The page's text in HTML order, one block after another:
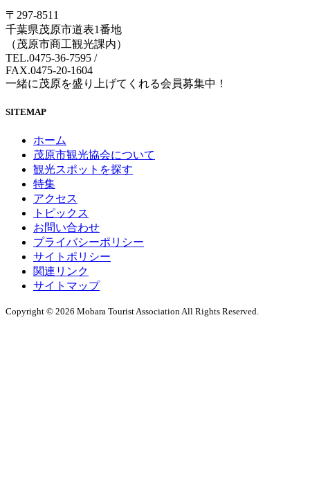
〒297-8511
千葉県茂原市道表1番地
（茂原市商工観光課内）
TEL.0475-36-7595 /
FAX.0475-20-1604
一緒に茂原を盛り上げてくれる会員募集中！
SITEMAP
ホーム
茂原市観光協会について
観光スポットを探す
特集
アクセス
トピックス
お問い合わせ
プライバシーポリシー
サイトポリシー
関連リンク
サイトマップ
Copyright © 2026 Mobara Tourist Association All Rights Reserved.